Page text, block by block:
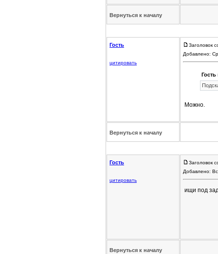
Вернуться к началу
Гость
цитировать
Заголовок
Добавлено:
Можно.
Вернуться к началу
Гость
цитировать
Заголовок
Добавлено:
ищи под
Вернуться к началу